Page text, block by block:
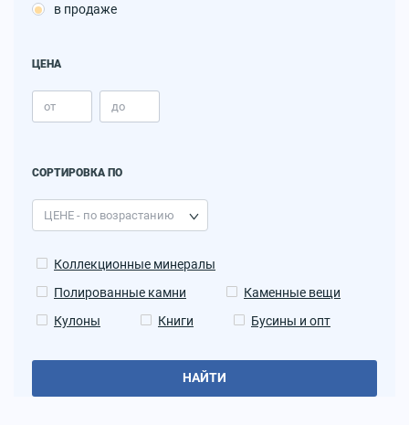
в продаже
ЦЕНА
СОРТИРОВКА ПО
Коллекционные минералы
Полированные камни
Каменные вещи
Кулоны
Книги Бусины и опт
НАЙТИ